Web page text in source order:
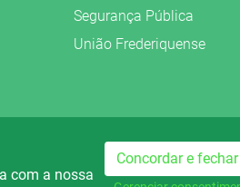
Segurança Pública
União Frederiquense
Preparado
FM Rádio Palmeira
com a nossa
Concordar e fechar